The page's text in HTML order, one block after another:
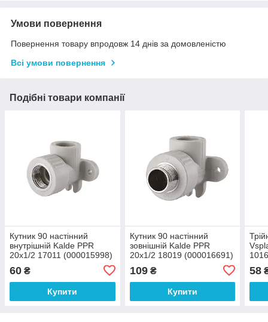
Умови повернення
Повернення товару впродовж 14 днів за домовленістю
Всі умови повернення
Подібні товари компанії
Кутник 90 настінний
внутрішній Kalde PPR
20х1/2 17011 (000015998)
60 ₴
Купити
Кутник 90 настінний
зовнішній Kalde PPR
20х1/2 18019 (000016691)
109₴
Купити
58